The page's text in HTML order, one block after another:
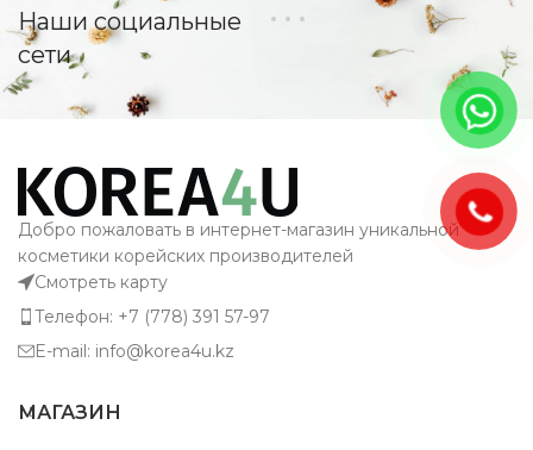
Наши социальные
сети
Добро пожаловать в интернет-магазин уникальной
косметики корейских производителей
Смотреть карту
Телефон: +7 (778) 391 57-97
E-mail: info@korea4u.kz
МАГАЗИН